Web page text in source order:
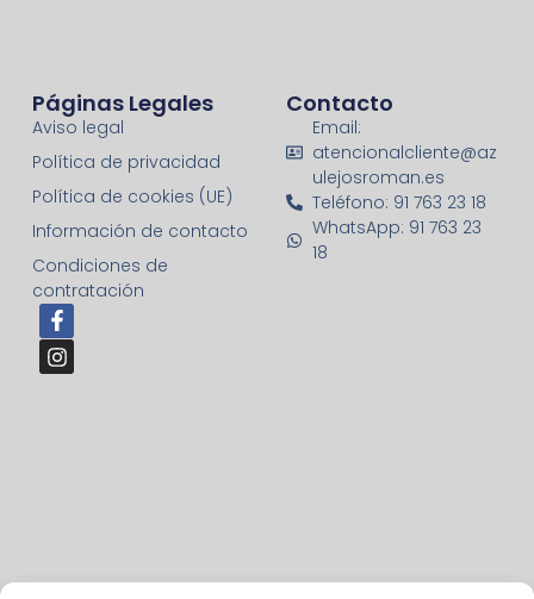
Páginas Legales
Aviso legal
Política de privacidad
Política de cookies (UE)
Información de contacto
Condiciones de
contratación
Contacto
Email:
atencionalcliente@az
ulejosroman.es
Teléfono: 91 763 23 18
WhatsApp: 91 763 23
18
F
a
c
e
I
n
s
t